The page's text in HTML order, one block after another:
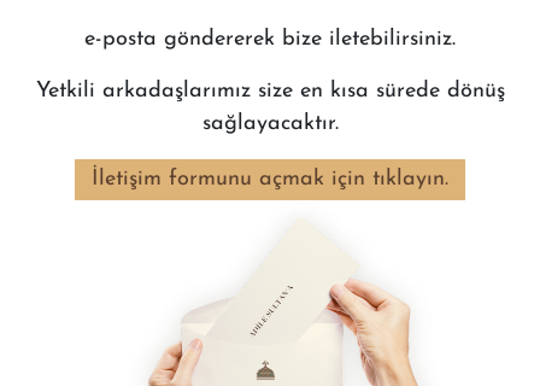
e-posta göndererek bize iletebilirsiniz.
Yetkili arkadaşlarımız size en kısa sürede dönüş
sağlayacaktır.
İletişim formunu açmak için tıklayın.